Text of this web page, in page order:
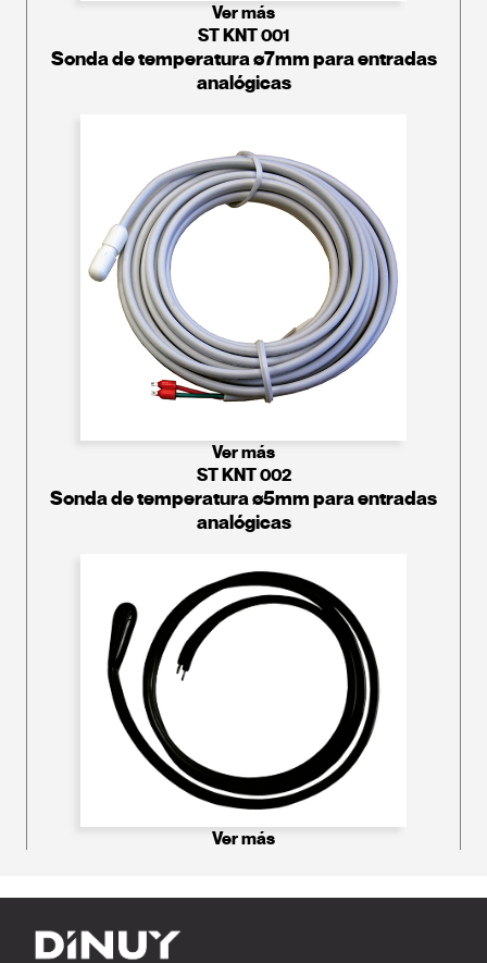
Ver más
ST KNT 001
Sonda de temperatura ø7mm para entradas
analógicas
Ver más
ST KNT 002
Sonda de temperatura ø5mm para entradas
analógicas
Ver más